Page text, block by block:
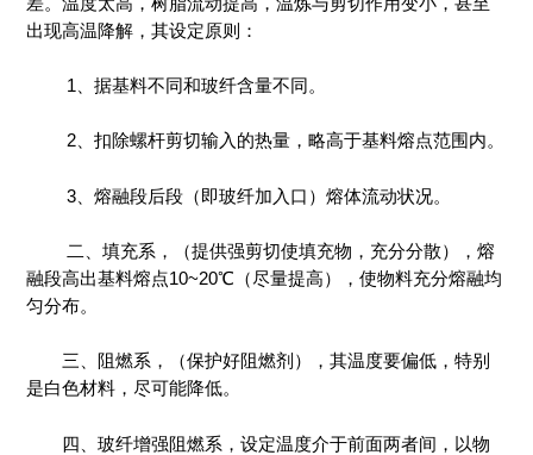
出现高温降解，其设定原则：
1、据基料不同和玻纤含量不同。
2、扣除螺杆剪切输入的热量，略高于基料熔点范围内。
3、熔融段后段（即玻纤加入口）熔体流动状况。
二、填充系，（提供强剪切使填充物，充分分散），熔
融段高出基料熔点10~20℃（尽量提高），使物料充分熔融均
匀分布。
三、阻燃系，（保护好阻燃剂），其温度要偏低，特别
是白色材料，尽可能降低。
四、玻纤增强阻燃系，设定温度介于前面两者间，以物